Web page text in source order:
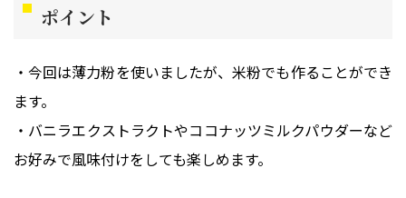
ポイント
・今回は薄力粉を使いましたが、米粉でも作ることができ
ます。
・バニラエクストラクトやココナッツミルクパウダーなど
お好みで風味付けをしても楽しめます。